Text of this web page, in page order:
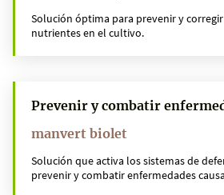
Solución óptima para prevenir y
nutrientes en el cultivo.
Prevenir y combatir
manvert biolet
Solución que activa los sistemas de
prevenir y combatir enfermedades